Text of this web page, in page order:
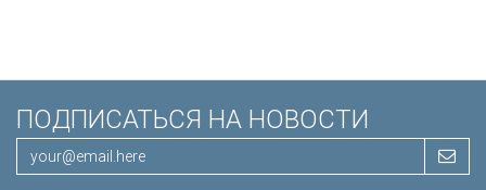
ПОДПИСАТЬСЯ НА НОВОСТИ